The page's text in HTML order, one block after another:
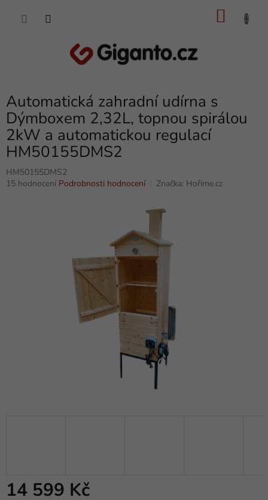
Automatická zahradní udírna s
Dýmboxem 2,32L, topnou spirálou
2kW a automatickou regulací
HM50155DMS2
HM50155DMS2
Průměrné
15 hodnocení Podrobnosti hodnocení Značka: Hoříme.cz
14 599 Kč